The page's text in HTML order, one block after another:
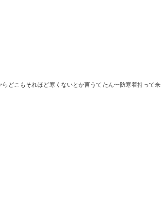
どこもそれほど寒くないとか言うてたん〜防寒着持って来